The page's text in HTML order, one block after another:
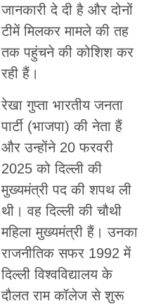
जानकारी दे दी है और दोनों
टीमें मिलकर मामले की तह
तक पहुंचने की कोशिश कर
रही हैं।
रेखा गुप्ता भारतीय जनता
पार्टी (भाजपा) की नेता हैं
और उन्होंने 20 फरवरी
2025 को दिल्ली की
मुख्यमंत्री पद की शपथ ली
थी। वह दिल्ली की चौथी
महिला मुख्यमंत्री हैं। उनका
राजनीतिक सफर 1992 में
दिल्ली विश्वविद्यालय के
दौलत राम कॉलेज से शुरू